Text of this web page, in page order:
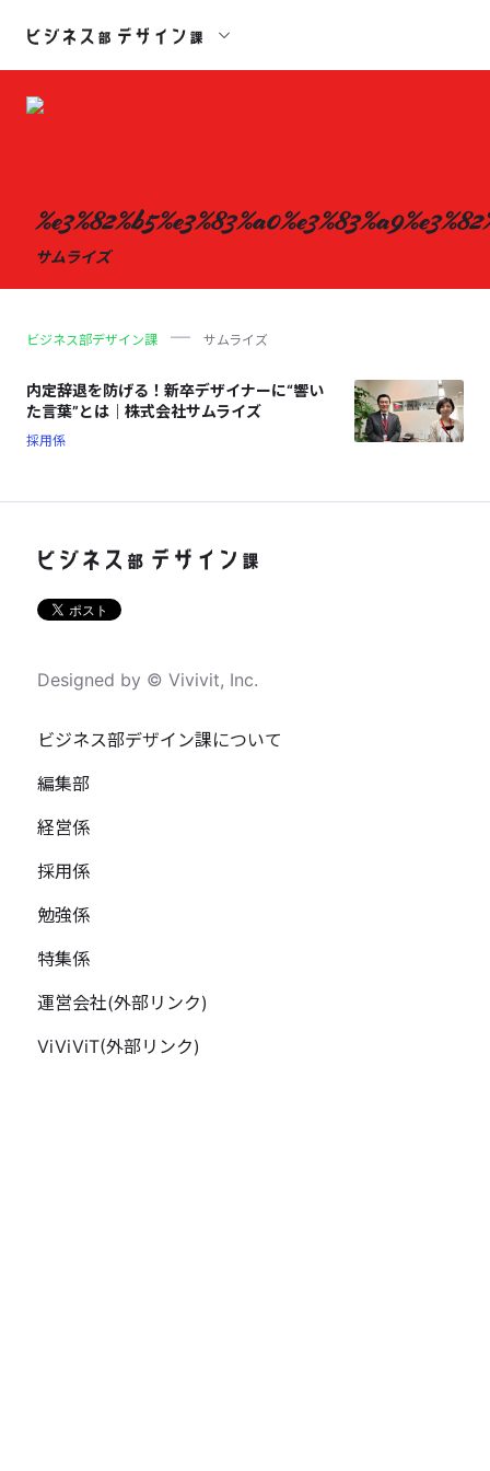
サムライズ
ビジネス部デザイン課 サムライズ
内定辞退を防げる！新卒デザイナーに“響い
た言葉”とは｜株式会社サムライズ
採用係
Designed by © Vivivit, Inc.
ビジネス部デザイン課について
編集部
経営係
採用係
勉強係
特集係
運営会社(外部リンク)
ViViViT(外部リンク)